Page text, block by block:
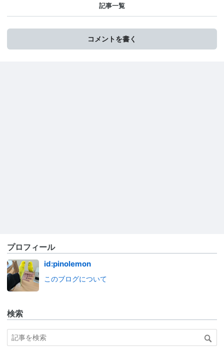
記事一覧
コメントを書く
プロフィール
id:pinolemon
このブログについて
検索